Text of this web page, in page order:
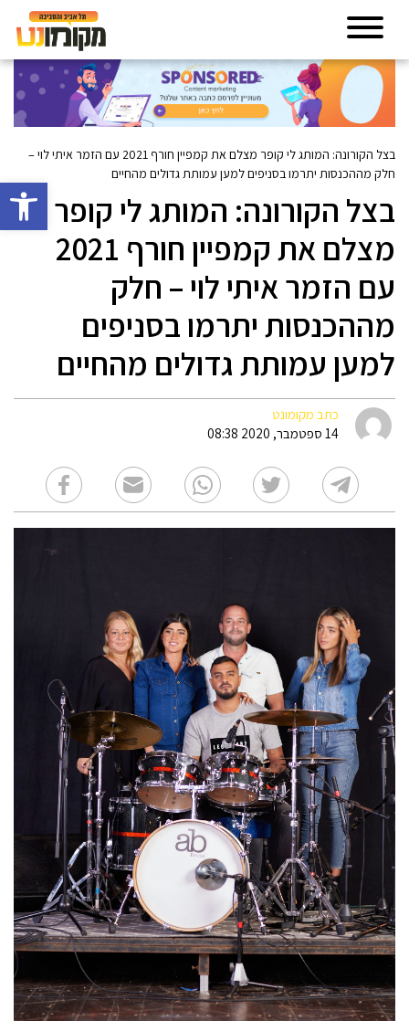
פתח
בצל הקורונה: המותג לי קופר מצלם את קמפיין חורף 2021 עם הזמר איתי לוי –
חלק מההכנסות יתרמו בסניפים למען עמותת גדולים מהחיים
בצל הקורונה: המותג לי קופר
מצלם את קמפיין חורף 2021
עם הזמר איתי לוי – חלק
מההכנסות יתרמו בסניפים
למען עמותת גדולים מהחיים
כתב מקומונט
14 ספטמבר, 2020 08:38